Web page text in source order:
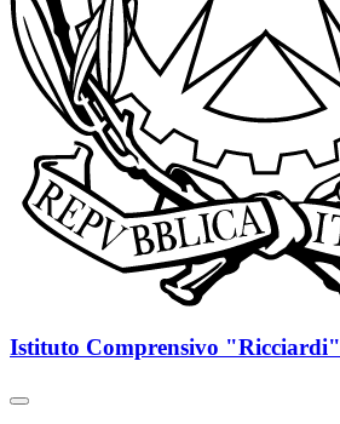
Istituto Comprensivo "Ricciardi"